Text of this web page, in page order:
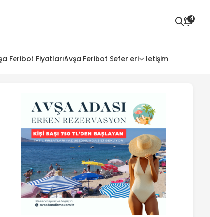
4
Feribot FiyatlarıAvşa Feribot Seferleri İletişim